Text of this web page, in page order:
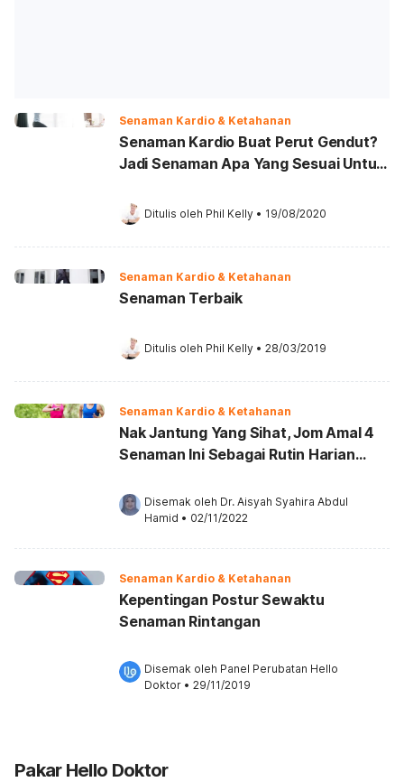
Senaman Kardio & Ketahanan
Senaman Kardio Buat Perut Gendut?
Jadi Senaman Apa Yang Sesuai Untuk
Ditulis oleh Phil Kelly • 19/08/2020
Senaman Kardio & Ketahanan
Senaman Terbaik
Ditulis oleh Phil Kelly • 28/03/2019
Senaman Kardio & Ketahanan
Nak Jantung Yang Sihat, Jom Amal 4
Senaman Ini Sebagai Rutin Harian
Disemak oleh Dr. Aisyah Syahira Abdul
Hamid • 02/11/2022
Senaman Kardio & Ketahanan
Kepentingan Postur Sewaktu
Senaman Rintangan
Disemak oleh Panel Perubatan Hello
Doktor • 29/11/2019
Pakar Hello Doktor